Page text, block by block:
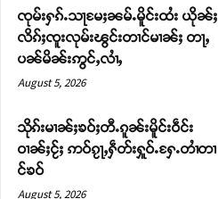
ၸုမ်းႁၵ်ႉသႃမႄႈၼမ်ႉမိူင်းထႆး ယိုၼ်ႈ
လိၵ်ႈၸူးလုမ်းၽွင်းတၢင်မၢၼ်ႈ တႃႇ
ပၼ်မိၼ်းဢွင်ႇလၢႆႇ
August 5, 2026
သိုၵ်းမၢၼ်ႈၶဝ်ႈတီႉၵူၼ်းမိူင်းဝဵင်း
ဝၢၼ်ႈငႂ်ႈ ဢဝ်ၵႂႃႇႁဵတ်းႁူဝ်ႉႁႄႉတၢႆတၢ
င်ၶဝ်
August 5, 2026